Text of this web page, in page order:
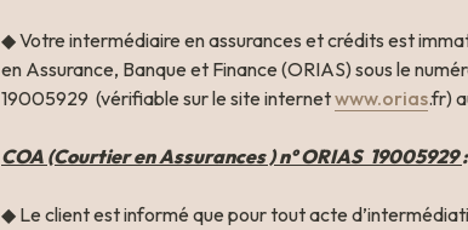
◆ Votre intermédiaire en assurances et crédits est
en Assurance, Banque et Finance (ORIAS) sous le
19005929  (vérifiable sur le site internet www.orias.fr)
COA (Courtier en Assurances ) n° ORIAS  19005929 :
◆ Le client est informé que pour tout acte